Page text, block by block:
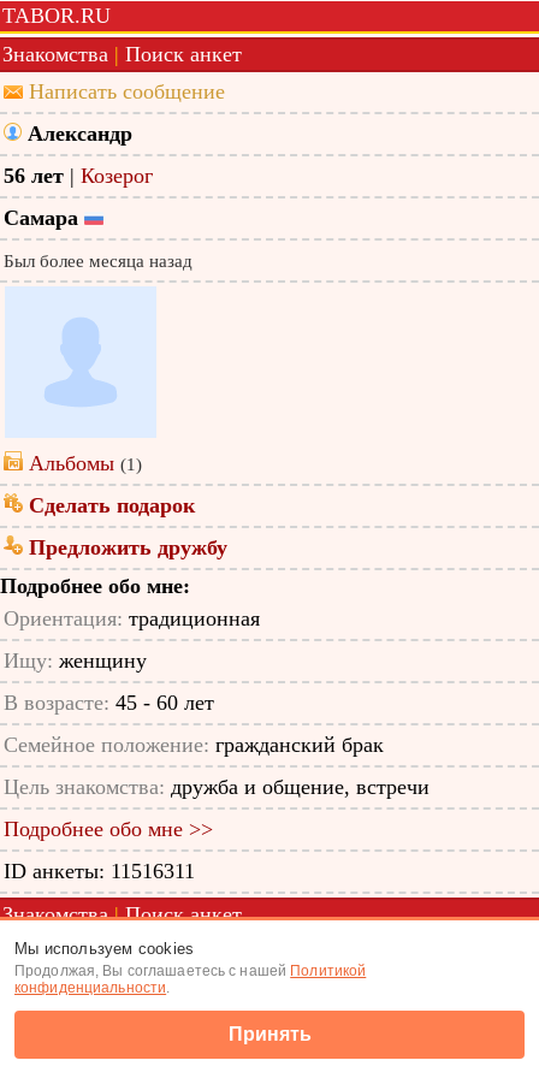
TABOR.RU
Знакомства | Поиск анкет
Написать сообщение
Александр
56 лет | Козерог
Самара
Был более месяца назад
Альбомы (1)
Сделать подарок
Предложить дружбу
Подробнее обо мне:
Ориентация: традиционная
Ищу: женщину
В возрасте: 45 - 60 лет
Семейное положение: гражданский брак
Цель знакомства: дружба и общение, встречи
Подробнее обо мне >>
ID анкеты: 11516311
Знакомства|Поиск анкет
(c) Tabor.ru 2026
Мы используем cookies
Продолжая, Вы соглашаетесь с нашей Политикой
конфиденциальности.
Принять